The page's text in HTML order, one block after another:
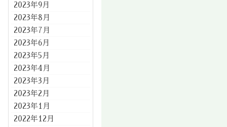
2023年9月
2023年8月
2023年7月
2023年6月
2023年5月
2023年4月
2023年3月
2023年2月
2023年1月
2022年12月